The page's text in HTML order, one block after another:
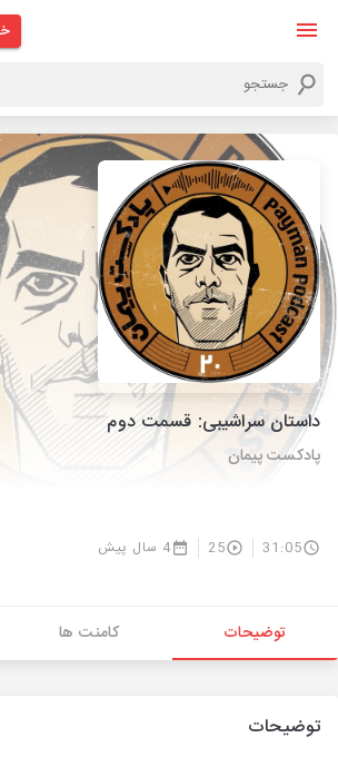
داستان سراشیبی: قسمت دوم
پادکست پیمان
31:05
25 4 سال پیش
توضیحات کامنت ها
توضیحات